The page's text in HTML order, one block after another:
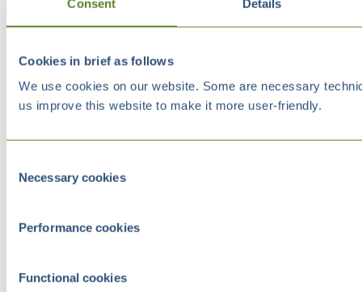
Consent Details
Cookies in brief as follows
We use cookies on our website. Some are necessary
us improve this website to make it more user-friendly.
Selection
Necessary cookies
Performance cookies
Functional cookies